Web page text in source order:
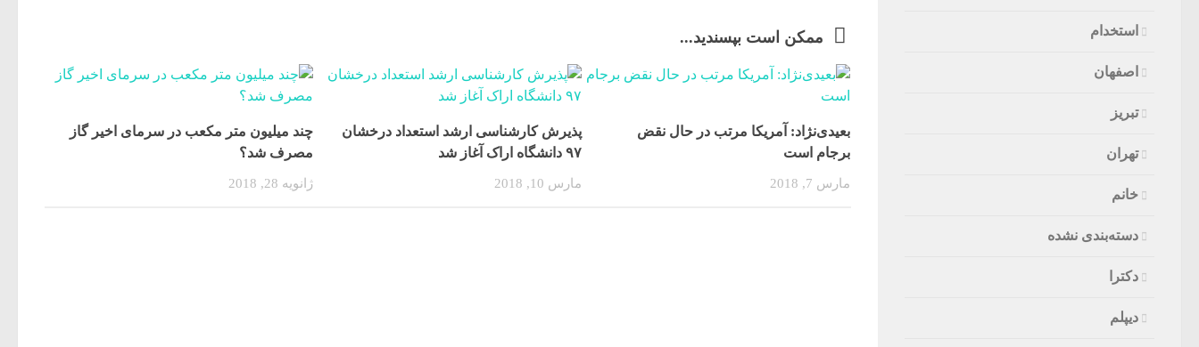
ممکن است بپسندید...
بعیدی‌نژاد: آمریکا مرتب در حال نقض
برجام است
مارس 7, 2018
پذیرش کارشناسی ارشد استعداد درخشان
۹۷ دانشگاه اراک آغاز شد
مارس 10, 2018
چند میلیون متر مکعب در سرمای اخیر گاز
مصرف شد؟
ژانویه 28, 2018
استخدام
اصفهان
تبریز
تهران
خانم
دسته‌بندی نشده
دکترا
دیپلم